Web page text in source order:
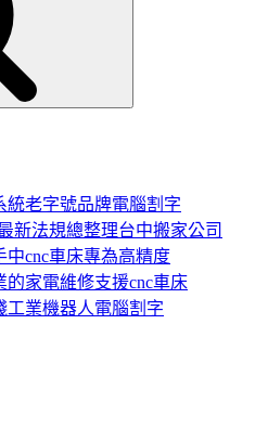
統老字號品牌電腦割字
新法規總整理台中搬家公司
cnc車床專為高精度
的家電維修支援cnc車床
工業機器人電腦割字